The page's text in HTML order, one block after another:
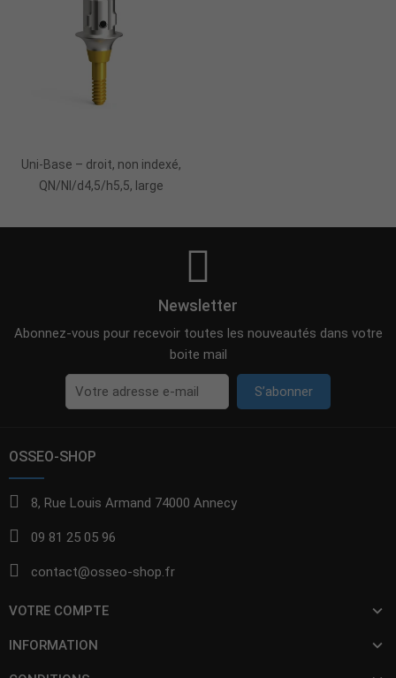
Uni-Base – droit, non indexé,
QN/NI/d4,5/h5,5, large
Newsletter
Abonnez-vous pour recevoir toutes les nouveautés dans votre
boite mail
S’abonner
OSSEO-SHOP
8, Rue Louis Armand 74000 Annecy
09 81 25 05 96
contact@osseo-shop.fr
VOTRE COMPTE
INFORMATION